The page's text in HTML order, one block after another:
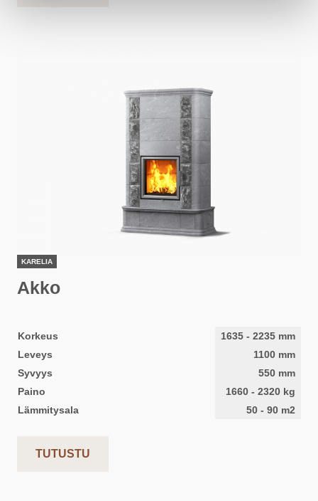
KARELIA
Akko
Korkeus 1635 - 2235 mm
Leveys
1100 mm
Syvyys
550 mm
Paino
1660 - 2320 kg
Lämmitysala
50 - 90 m2
TUTUSTU